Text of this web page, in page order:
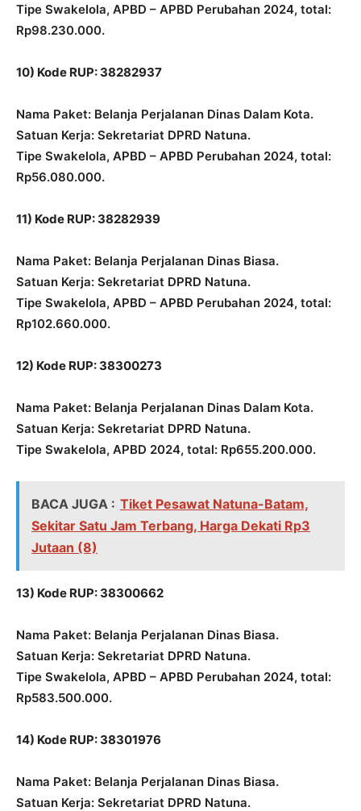
Tipe Swakelola, APBD – APBD Perubahan 2024, total:
Rp98.230.000.
10) Kode RUP: 38282937
Nama Paket: Belanja Perjalanan Dinas Dalam Kota.
Satuan Kerja: Sekretariat DPRD Natuna.
Tipe Swakelola, APBD – APBD Perubahan 2024, total:
Rp56.080.000.
11) Kode RUP: 38282939
Nama Paket: Belanja Perjalanan Dinas Biasa.
Satuan Kerja: Sekretariat DPRD Natuna.
Tipe Swakelola, APBD – APBD Perubahan 2024, total:
Rp102.660.000.
12) Kode RUP: 38300273
Nama Paket: Belanja Perjalanan Dinas Dalam Kota.
Satuan Kerja: Sekretariat DPRD Natuna.
Tipe Swakelola, APBD 2024, total: Rp655.200.000.
BACA JUGA : Tiket Pesawat Natuna-Batam,
Sekitar Satu Jam Terbang, Harga Dekati Rp3
Jutaan (8)
13) Kode RUP: 38300662
Nama Paket: Belanja Perjalanan Dinas Biasa.
Satuan Kerja: Sekretariat DPRD Natuna.
Tipe Swakelola, APBD – APBD Perubahan 2024, total:
Rp583.500.000.
14) Kode RUP: 38301976
Nama Paket: Belanja Perjalanan Dinas Biasa.
Satuan Kerja: Sekretariat DPRD Natuna.